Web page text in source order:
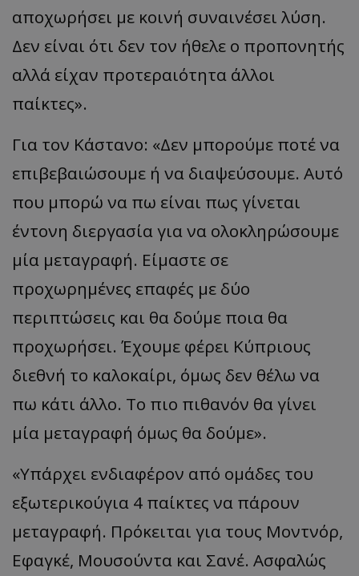
αποχωρήσει με κοινή συναινέσει λύση.
Δεν είναι ότι δεν τον ήθελε ο προπονητής
αλλά είχαν προτεραιότητα άλλοι
παίκτες».
Για τον Κάστανο: «Δεν μπορούμε ποτέ να
επιβεβαιώσουμε ή να διαψεύσουμε. Αυτό
που μπορώ να πω είναι πως γίνεται
έντονη διεργασία για να ολοκληρώσουμε
μία μεταγραφή. Είμαστε σε
προχωρημένες επαφές με δύο
περιπτώσεις και θα δούμε ποια θα
προχωρήσει. Έχουμε φέρει Κύπριους
διεθνή το καλοκαίρι, όμως δεν θέλω να
πω κάτι άλλο. Το πιο πιθανόν θα γίνει
μία μεταγραφή όμως θα δούμε».
«Υπάρχει ενδιαφέρον από ομάδες του
εξωτερικούγια 4 παίκτες να πάρουν
μεταγραφή. Πρόκειται για τους Μοντνόρ,
Εφαγκέ, Μουσούντα και Σανέ. Ασφαλώς